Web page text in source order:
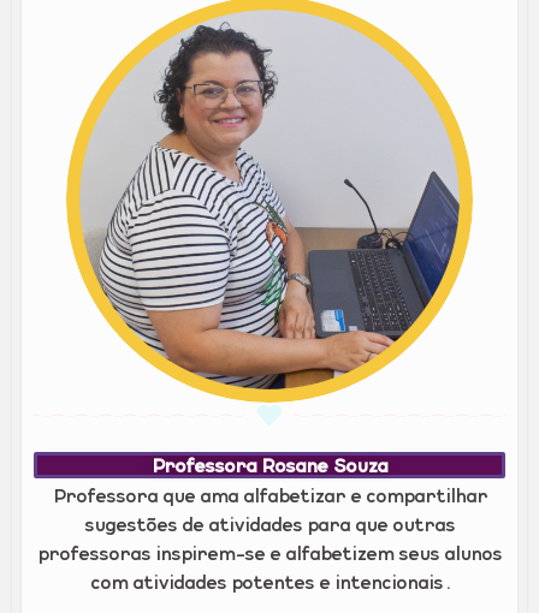
Professora Rosane Souza
Professora que ama alfabetizar e compartilhar
sugestões de atividades para que outras
professoras inspirem-se e alfabetizem seus alunos
com atividades potentes e intencionais.